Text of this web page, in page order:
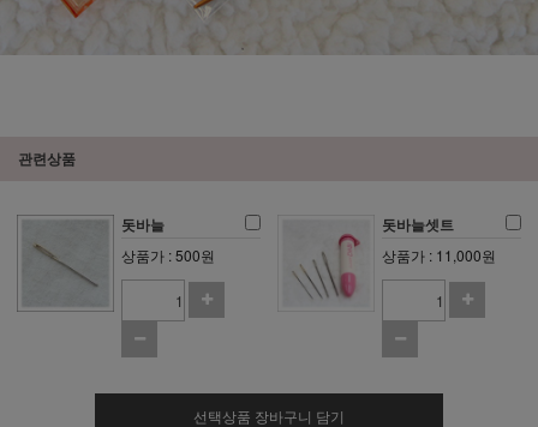
관련상품
돗바늘
상품가 : 500원
돗바늘셋트
상품가 : 11,000원
선택상품 장바구니 담기